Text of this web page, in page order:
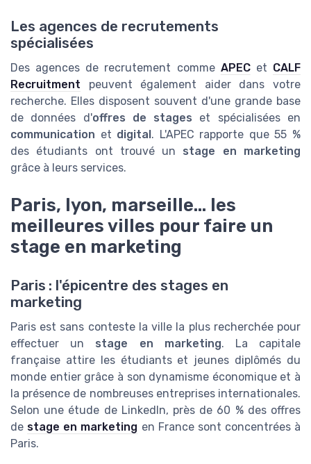
Les agences de recrutements
spécialisées
Des agences de recrutement comme APECet CALF
Recruitment peuvent également aider dans votre
recherche. Elles disposent souvent d'une grande base
de données d'offres de stages et spécialisées en
communication et digital. L'APEC rapporte que 55 %
des étudiants ont trouvé un stage en marketing
grâce à leurs services.
Paris, lyon, marseille… les
meilleures villes pour faire un
stage en marketing
Paris : l'épicentre des stages en
marketing
Paris est sans conteste la ville la plus recherchée pour
effectuer un stage en marketing. La capitale
française attire les étudiants et jeunes diplômés du
monde entier grâce à son dynamisme économique et à
la présence de nombreuses entreprises internationales.
Selon une étude de LinkedIn, près de 60 % des offres
de stage en marketing en France sont concentrées à
Paris.